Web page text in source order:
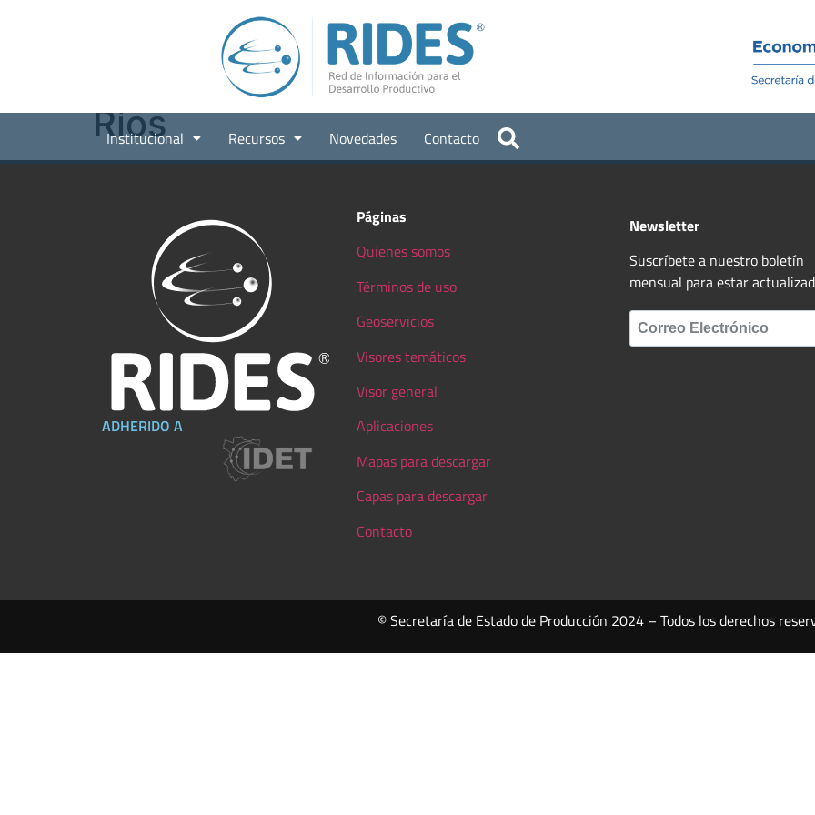
Institucional Recursos Novedades Contacto
Ríos
ADHERIDO A
Páginas
Quienes somos
Términos de uso
Geoservicios
Visores temáticos
Visor general
Aplicaciones
Mapas para descargar
Capas para descargar
Contacto
Newsletter
Suscríbete a nuestro boletín
mensual para estar
© Secretaría de Estado de Producción 2024 – Todos los derechos